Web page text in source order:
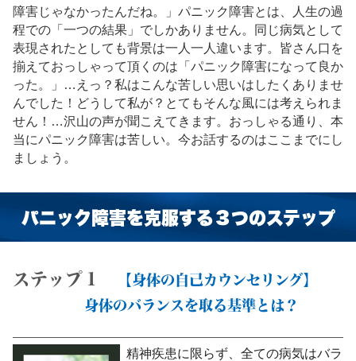
障害じゃなかったんだね。」パニック障害とは、人生の過
程での「一つの結果」でしかありません。同じ病気として
表現されたとしても背景は一人一人違います。皆さん口を
揃えておっしゃって頂くのは「パニック障害になって良か
った。」…えっ？私はこんな苦しい思いはしたくありませ
んでした！どうして私が？とてもそんな風には考えられま
せん！…沢山の声が聞こえてきます。おっしゃる通り、本
当にパニック障害は苦しい。今お話するのはここまでにし
ましょう。
パニック障害を克服する３つのステップ
ステップ１
【身体の自己カウンセリング】
身体のバランスを取る基準とは？
精神疾患に限らず、全ての病気はバラ